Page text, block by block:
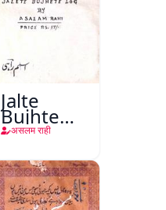
Jalte
Bujhte
Log
असलम राही